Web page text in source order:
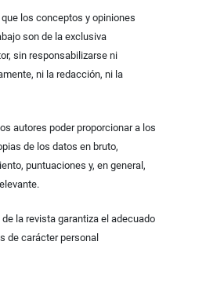
los conceptos y opiniones
son de la exclusiva
sin responsabilizarse ni
ni la redacción, ni la
autores poder proporcionar a los
de los datos en bruto,
puntuaciones y, en general,
la revista garantiza el adecuado
de carácter personal